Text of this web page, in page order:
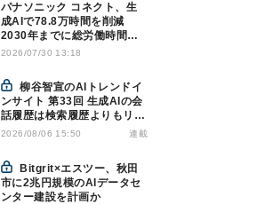
パナソニック コネクト、生
成AIで78.8万時間を削減
2030年までに総労働時間
10％削減へ
2026/07/30 13:18
柳谷智宣のAIトレンドイ
ンサイト 第33回 生成AIの会
話履歴は検索履歴よりもリス
キー？今のうちに情報漏洩対
2026/08/06 15:50 連載
市に2兆円規模のAIデータセ
ンター建設を計画か